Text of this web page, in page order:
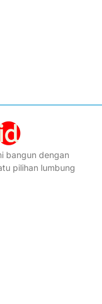
bangun dengan
pilihan lumbung